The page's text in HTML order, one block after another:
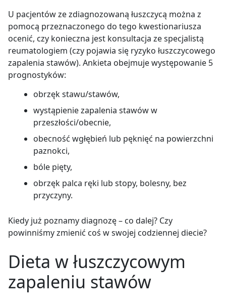
U pacjentów ze zdiagnozowaną łuszczycą można z
pomocą przeznaczonego do tego kwestionariusza
ocenić, czy konieczna jest konsultacja ze specjalistą
reumatologiem (czy pojawia się ryzyko łuszczycowego
zapalenia stawów). Ankieta obejmuje występowanie 5
prognostyków:
obrzęk stawu/stawów,
wystąpienie zapalenia stawów w
przeszłości/obecnie,
obecność wgłębień lub pęknięć na powierzchni
paznokci,
bóle pięty,
obrzęk palca ręki lub stopy, bolesny, bez
przyczyny.
Kiedy już poznamy diagnozę – co dalej? Czy
powinniśmy zmienić coś w swojej codziennej diecie?
Dieta w łuszczycowym
zapaleniu stawów